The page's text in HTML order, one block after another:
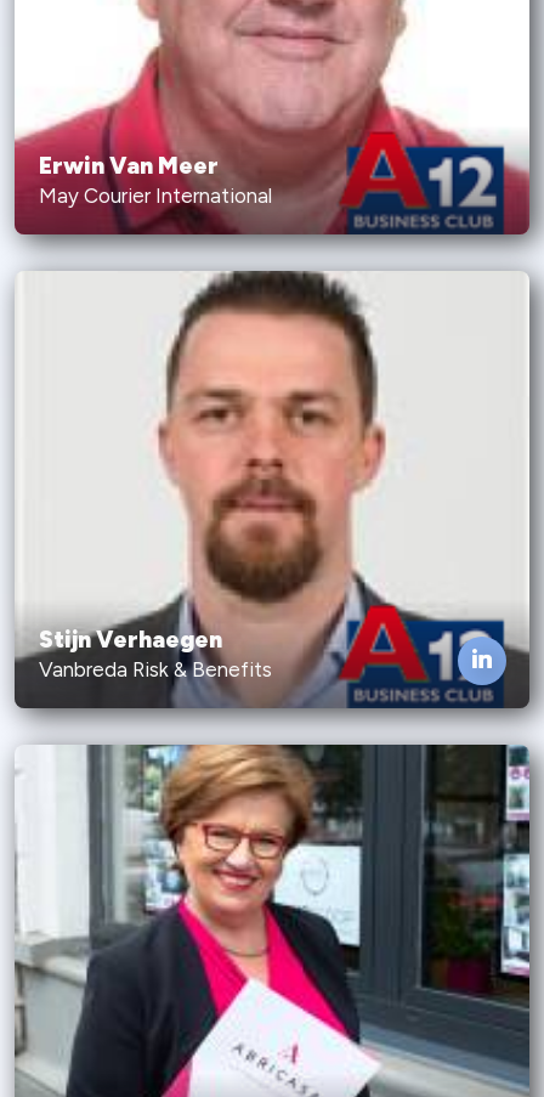
Erwin Van Meer
May Courier International
Stijn Verhaegen
Vanbreda Risk & Benefits